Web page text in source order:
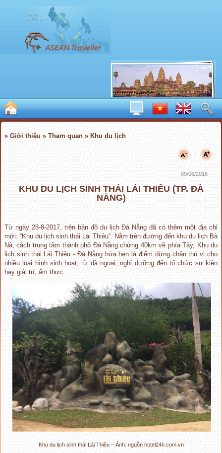
» Giới thiệu » Tham quan » Khu du lịch
|
09/06/2018
KHU DU LỊCH SINH THÁI LÁI THIÊU (TP. ĐÀ
NẴNG)
Từ ngày 28-8-2017, trên bản đồ du lịch Đà Nẵng đã có thêm một địa chỉ
mới: “Khu du lịch sinh thái Lái Thiêu”. Nằm trên đường đến khu du lịch Bà
Nà, cách trung tâm thành phố Đà Nẵng chừng 40km về phía Tây, Khu du
lịch sinh thái Lái Thiêu - Đà Nẵng hứa hẹn là điểm dừng chân thú vị cho
nhiều loại hình sinh hoạt, từ dã ngoại, nghỉ dưỡng đến tổ chức sự kiện
hay giải trí, ẩm thực...
Khu du lịch sinh thái Lái Thiêu – Ảnh: nguồn hotel24h.com.vn